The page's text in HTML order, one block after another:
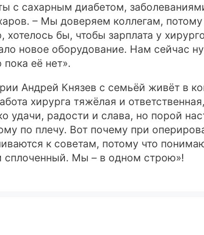
с сахарным диабетом,
– Мы доверяем коллегам, потому
хотелось бы, чтобы зарплата у
новое оборудование. Нам сейчас
её нет».
Андрей Князев с семьёй живёт в
хирурга тяжёлая и
удачи, радости и слава, но порой
по плечу. Вот почему при
к советам, потому что
сплоченный. Мы – в одном строю»!